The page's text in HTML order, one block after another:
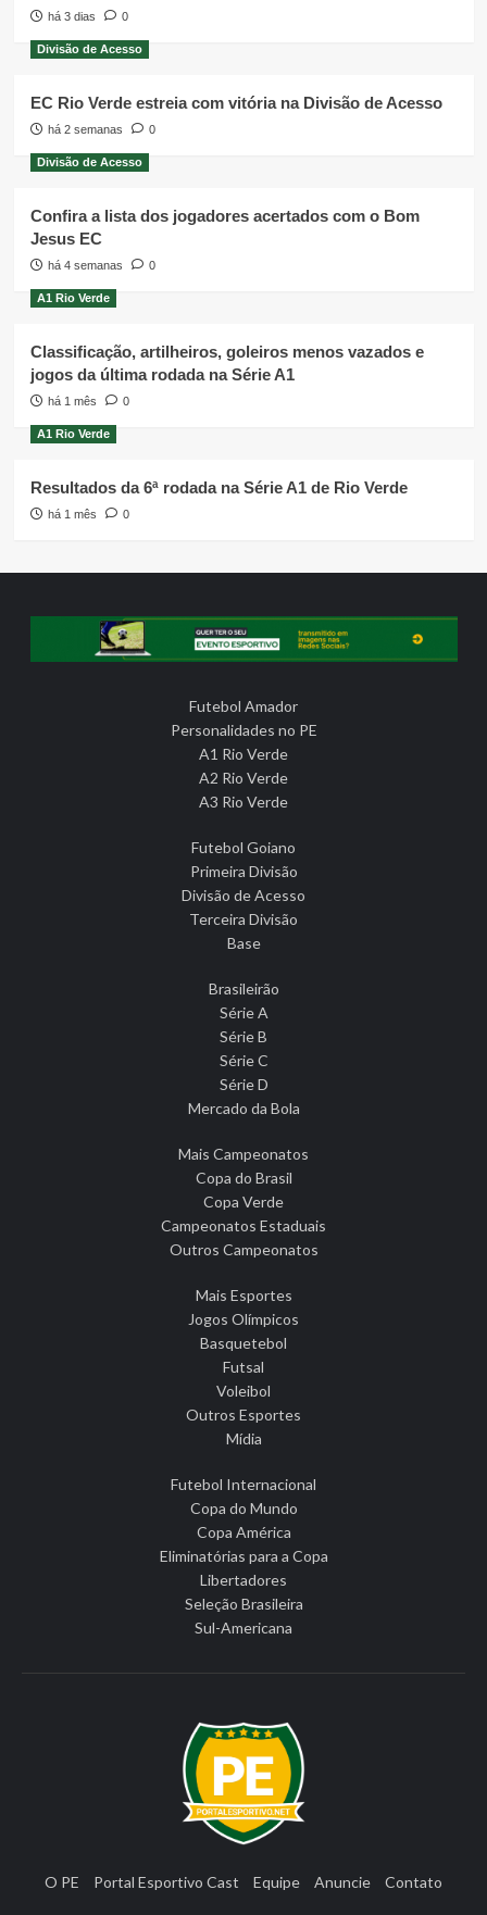
há 3 dias 0
Divisão de Acesso
EC Rio Verde estreia com vitória na Divisão de Acesso
há 2 semanas 0
Divisão de Acesso
Confira a lista dos jogadores acertados com o Bom
Jesus EC
há 4 semanas 0
A1 Rio Verde
Classificação, artilheiros, goleiros menos vazados e
jogos da última rodada na Série A1
há 1 mês 0
A1 Rio Verde
Resultados da 6ª rodada na Série A1 de Rio Verde
há 1 mês 0
Futebol Amador
Personalidades no PE
A1 Rio Verde
A2 Rio Verde
A3 Rio Verde
Futebol Goiano
Primeira Divisão
Divisão de Acesso
Terceira Divisão
Base
Brasileirão
Série A
Série B
Série C
Série D
Mercado da Bola
Mais Campeonatos
Copa do Brasil
Copa Verde
Campeonatos Estaduais
Outros Campeonatos
Mais Esportes
Jogos Olímpicos
Basquetebol
Futsal
Voleibol
Outros Esportes
Mídia
Futebol Internacional
Copa do Mundo
Copa América
Eliminatórias para a Copa
Libertadores
Seleção Brasileira
Sul-Americana
O PE Portal Esportivo Cast Equipe Anuncie Contato